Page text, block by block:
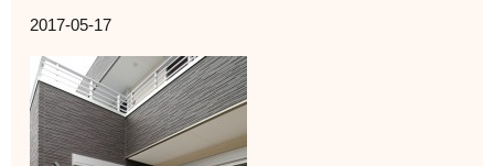
2017-05-17